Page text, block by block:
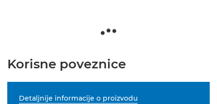
Korisne poveznice
Detaljnije informacije o proizvodu